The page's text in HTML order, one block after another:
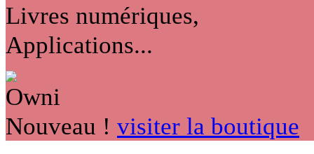
Livres numériques,
Applications...
Nouveau ! visiter la boutique